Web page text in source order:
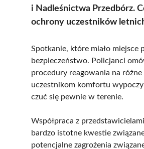
i Nadleśnictwa Przedbórz.
ochrony uczestników
Spotkanie, które miało miejsce
bezpieczeństwo. Policjanci
procedury reagowania na
uczestnikom komfortu
czuć się pewnie w terenie.
Współpraca z
bardzo istotne kwestie
potencjalne zagrożenia